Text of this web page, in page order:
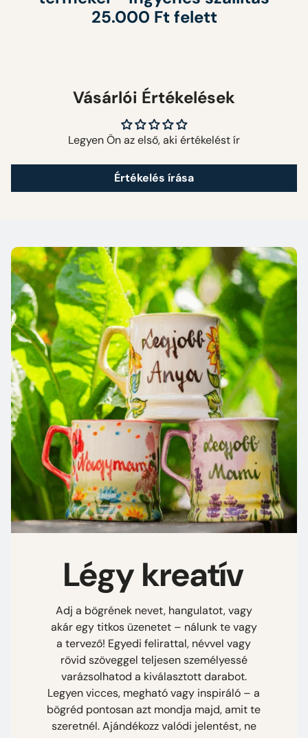
25.000 Ft felett
Vásárlói Értékelések
Legyen Ön az első, aki értékelést ír
Értékelés írása
Légy kreatív
Adj a bögrének nevet, hangulatot, vagy
akár egy titkos üzenetet – nálunk te vagy
a tervező! Egyedi felirattal, névvel vagy
rövid szöveggel teljesen személyessé
varázsolhatod a kiválasztott darabot.
Legyen vicces, megható vagy inspiráló – a
bögréd pontosan azt mondja majd, amit te
szeretnél. Ajándékozz valódi jelentést, ne